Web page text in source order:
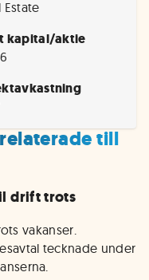
Estate
kapital/aktie
till
drift trots
vakanser.
tecknade under